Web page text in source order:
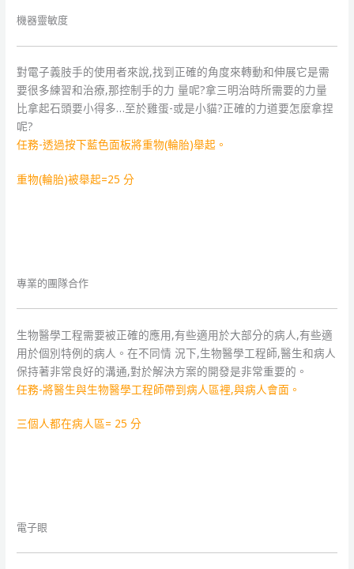
機器靈敏度
對電子義肢手的使用者來說,找到正確的角度來轉動和伸展它是需
要很多練習和治療,那控制手的力 量呢?拿三明治時所需要的力量
比拿起石頭要小得多…至於雞蛋-或是小貓?正確的力道要怎麼拿捏
呢?
任務-透過按下藍色面板將重物(輪胎)舉起。
重物(輪胎)被舉起=25 分
專業的團隊合作
生物醫學工程需要被正確的應用,有些適用於大部分的病人,有些適
用於個別特例的病人。在不同情 況下,生物醫學工程師,醫生和病人
保持著非常良好的溝通,對於解決方案的開發是非常重要的。
任務-將醫生與生物醫學工程師帶到病人區裡,與病人會面。
三個人都在病人區= 25 分
電子眼